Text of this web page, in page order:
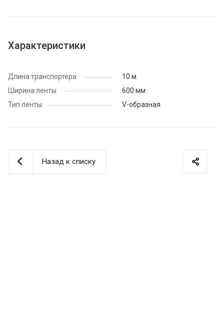
Характеристики
Длина транспортера
10 м
Ширина ленты
600 мм
Тип ленты
V-образная
Назад к списку